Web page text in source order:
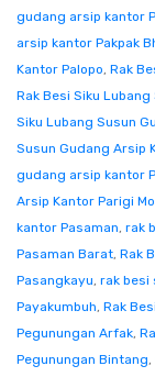
gudang arsip kantor
arsip kantor Pakpak
Kantor Palopo, Rak
Rak Besi Siku
Siku Lubang Susun
Susun Gudang Arsip
gudang arsip kantor
Arsip Kantor Parigi
kantor Pasaman, rak
Pasaman Barat, Rak
Pasangkayu, rak besi
Payakumbuh, Rak
Pegunungan Arfak,
Pegunungan Bintang,